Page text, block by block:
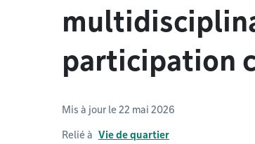
participation
Mis à jour le 22 mai 2026
Relié à Vie de quartier